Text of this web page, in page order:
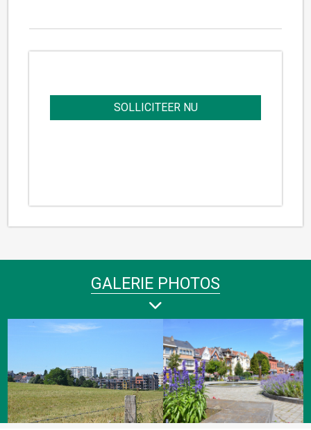
SOLLICITEER NU
GALERIE PHOTOS